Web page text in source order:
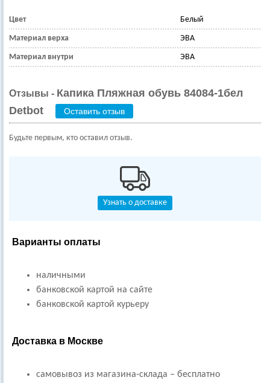
Цвет Белый
Материал верха ЭВА
Материал внутри ЭВА
Отзывы - Капика Пляжная обувь 84084-1бел
Detbot
Оставить отзыв
Будьте первым, кто оставил отзыв.
Узнать о доставке
Варианты оплаты
наличными
банковской картой на сайте
банковской картой курьеру
Доставка в Москве
самовывоз из магазина-склада – бесплатно